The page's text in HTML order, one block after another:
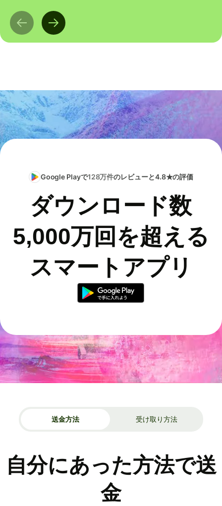
Google Playで128万件のレビューと4.8★の評価
ダウンロード数
5,000万回を超える
スマートアプリ
送金方法 受け取り方法
自分にあった方法で送
金